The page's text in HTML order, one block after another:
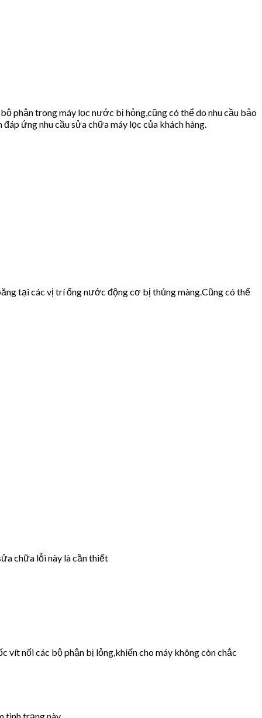
phận trong máy lọc nước bị hỏng,cũng có thể do nhu cầu bảo
đáp ứng nhu cầu sửa chữa máy lọc của khách hàng.
tại các vị trí ống nước động cơ bị thủng màng.Cũng có thể
chữa lỗi này là cần thiết
vít nối các bộ phận bị lỏng,khiến cho máy không còn chắc